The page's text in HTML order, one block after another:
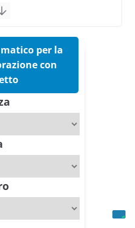
il salto tecnico del
Zero Trofeo RS: per
è la gomma semi-
battere
Pilot Sport 4 S – Test
Rover Sport D350 HST
2026 15 min read
per la
con